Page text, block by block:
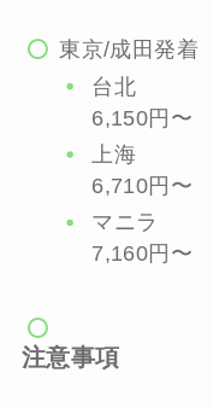
東京/成田発着
台北
6,150円〜
上海
6,710円〜
マニラ
7,160円〜
注意事項